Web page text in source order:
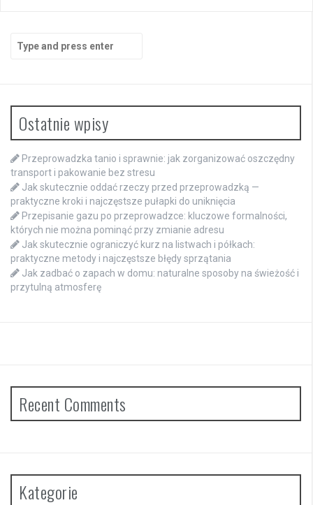
for:
Ostatnie wpisy
Przeprowadzka tanio i sprawnie: jak zorganizować oszczędny
transport i pakowanie bez stresu
Jak skutecznie oddać rzeczy przed przeprowadzką —
praktyczne kroki i najczęstsze pułapki do uniknięcia
Przepisanie gazu po przeprowadzce: kluczowe formalności,
których nie można pominąć przy zmianie adresu
Jak skutecznie ograniczyć kurz na listwach i półkach:
praktyczne metody i najczęstsze błędy sprzątania
Jak zadbać o zapach w domu: naturalne sposoby na świeżość i
przytulną atmosferę
Recent Comments
Kategorie